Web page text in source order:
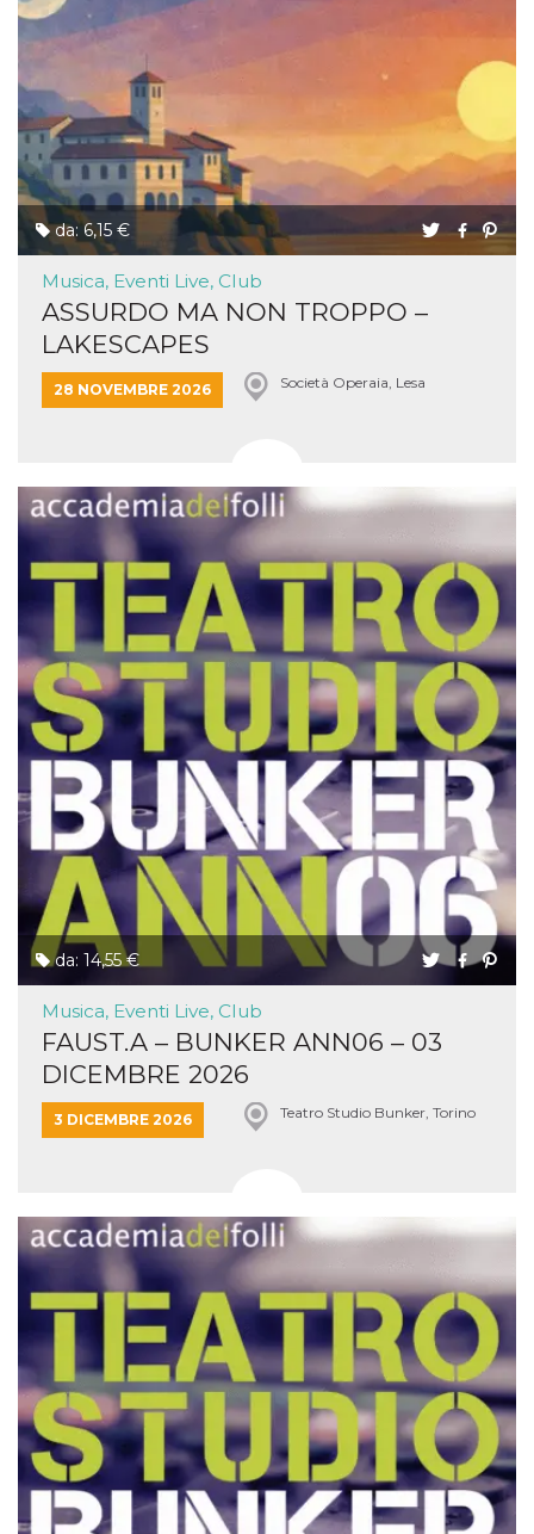
da: 6,15 €
Musica, Eventi Live, Club
ASSURDO MA NON TROPPO –
LAKESCAPES
28 NOVEMBRE 2026 Società Operaia, Lesa
da: 14,55 €
Musica, Eventi Live, Club
FAUST.A – BUNKER ANN06 – 03
DICEMBRE 2026
3 DICEMBRE 2026 Teatro Studio Bunker, Torino